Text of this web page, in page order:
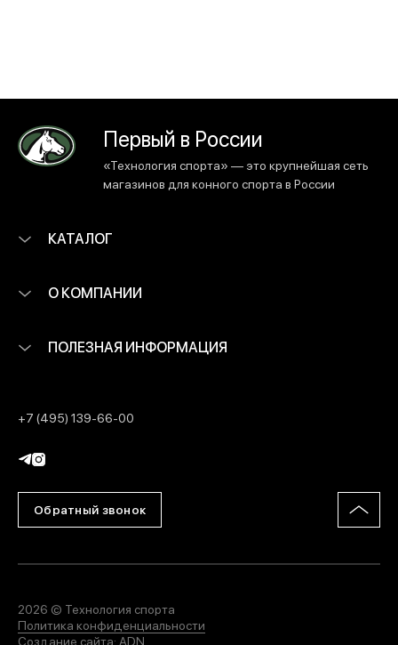
Первый в России
«Технология спорта» — это крупнейшая сеть
магазинов для конного спорта в России
КАТАЛОГ
О КОМПАНИИ
ПОЛЕЗНАЯ ИНФОРМАЦИЯ
+7 (495) 139-66-00
Обратный звонок
2026 © Технология спорта
Политика конфиденциальности
Создание сайта: ADN